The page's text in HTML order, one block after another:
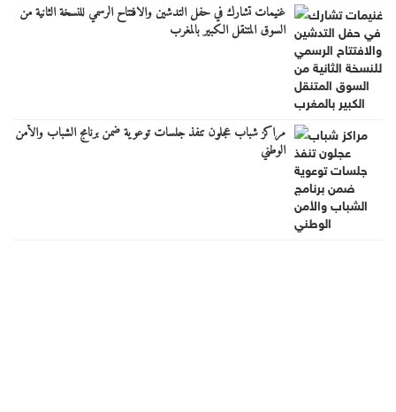
غنيمات تشارك في حفل التدشين والافتتاح الرسمي للنسخة الثانية من
السوق المتنقل الكبير بالمغرب
مراكز شباب عجلون تنفذ جلسات توعوية ضمن برنامج الشباب والأمن
الوطني